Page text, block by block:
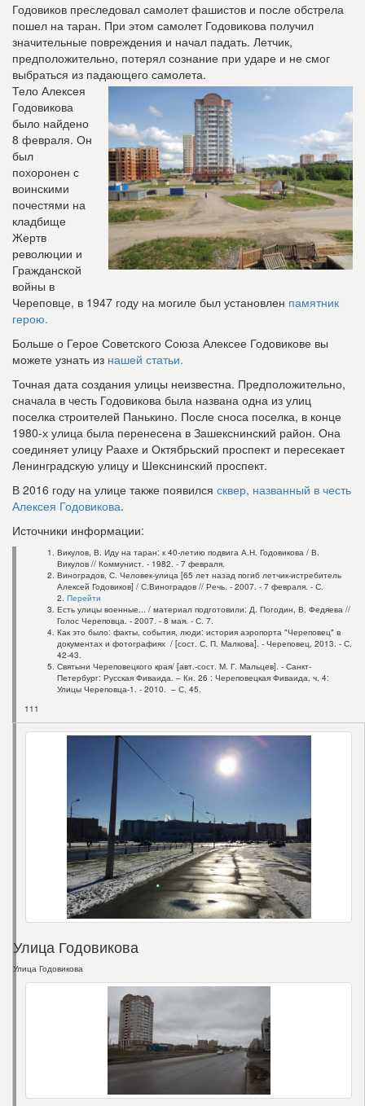
Годовиков преследовал самолет фашистов и после обстрела
пошел на таран. При этом самолет Годовикова получил
значительные повреждения и начал падать. Летчик,
предположительно, потерял сознание при ударе и не смог
выбраться из падающего самолета.
Тело Алексея
Годовикова
было найдено
8 февраля. Он
был
похоронен с
воинскими
почестями на
кладбище
Жертв
революции и
Гражданской
войны в
Череповце, в 1947 году на могиле был установлен памятник
герою.
Больше о Герое Советского Союза Алексее Годовикове вы
можете узнать из нашей статьи.
Точная дата создания улицы неизвестна. Предположительно,
сначала в честь Годовикова была названа одна из улиц
поселка строителей Панькино. После сноса поселка, в конце
1980-х улица была перенесена в Зашекснинский район. Она
соединяет улицу Раахе и Октябрьский проспект и пересекает
Ленинградскую улицу и Шекснинский проспект.
В 2016 году на улице также появился сквер, названный в честь
Алексея Годовикова.
Источники информации:
Викулов, В. Иду на таран: к 40-летию подвига А.Н. Годовикова / В.
Викулов // Коммунист. - 1982. - 7 февраля.
Виноградов, С. Человек-улица [65 лет назад погиб летчик-истребитель
Алексей Годовиков] / С.Виноградов // Речь. - 2007. - 7 февраля. - С.
2. Перейти
Есть улицы военные... / материал подготовили: Д. Погодин, В. Федяева //
Голос Череповца. - 2007. - 8 мая. - С. 7.
Как это было: факты, события, люди: история аэропорта "Череповец" в
документах и фотографиях / [сост. С. П. Малкова]. - Череповец, 2013. - С.
42-43.
Святыни Череповецкого края/ [авт.-сост. М. Г. Мальцев]. - Санкт-
Петербург: Русская Фиваида. – Кн. 26 : Череповецкая Фиваида, ч. 4:
Улицы Череповца-1. - 2010. – С. 45.
111
Улица Годовикова
Улица Годовикова